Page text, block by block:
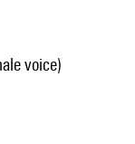
voice)